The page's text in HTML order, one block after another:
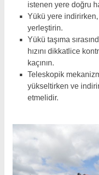
istenen yere doğru
Yükü yere indirirken,
yerleştirin.
Yükü taşıma
hızını dikkatlice
kaçının.
Teleskopik
yükseltirken ve
etmelidir.